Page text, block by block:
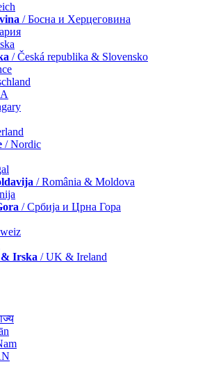
/ Босна и Херцеговина
/ Česká republika & Slovensko
/ Nordic
/ România & Moldova
/ Србија и Црна Гора
Irska / UK & Ireland